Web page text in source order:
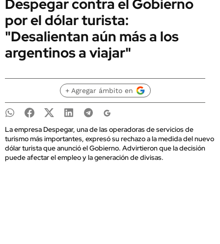
Despegar contra el Gobierno
por el dólar turista:
"Desalientan aún más a los
argentinos a viajar"
+ Agregar ámbito en
La empresa Despegar, una de las operadoras de servicios de
turismo más importantes, expresó su rechazo a la medida del nuevo
dólar turista que anunció el Gobierno. Advirtieron que la decisión
puede afectar el empleo y la generación de divisas.